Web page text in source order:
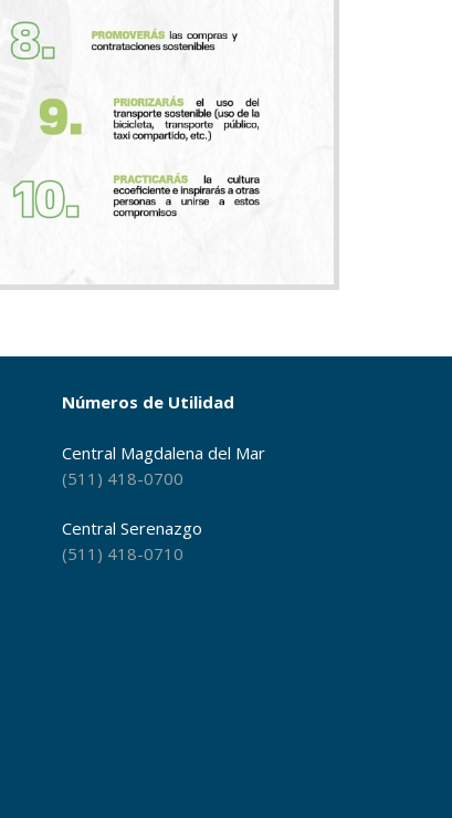
Números de Utilidad
Central Magdalena del Mar
(511) 418-0700
Central Serenazgo
(511) 418-0710